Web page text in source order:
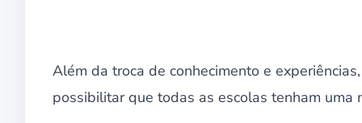
Além da troca de conhecimento e
possibilitar que todas as escolas tenham